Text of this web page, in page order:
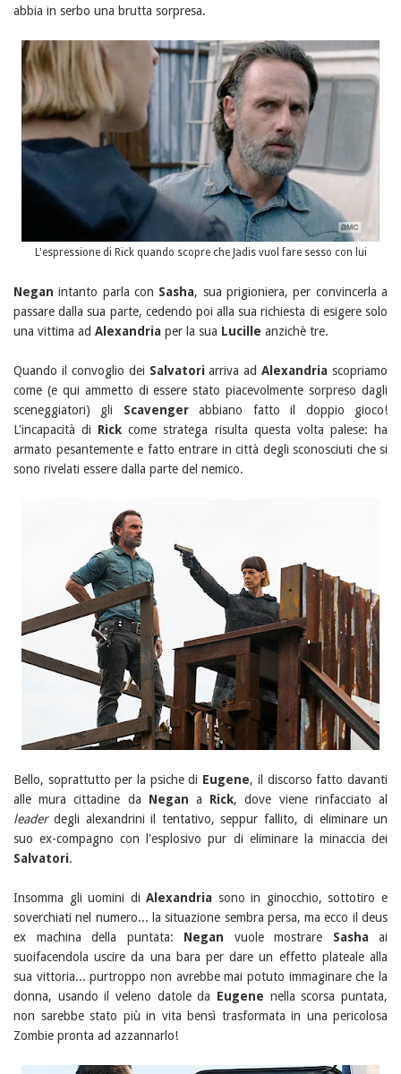
abbia in serbo una brutta sorpresa.
L'espressione di Rick quando scopre che Jadis vuol fare sesso con lui
Negan intanto parla con Sasha, sua prigioniera, per convincerla a
passare dalla sua parte, cedendo poi alla sua richiesta di esigere solo
una vittima ad Alexandria per la sua Lucille anzichè tre.
Quando il convoglio dei Salvatoriarriva adAlexandria scopriamo
come (e qui ammetto di essere stato piacevolmente sorpreso dagli
sceneggiatori) gli Scavengerabbiano fatto il doppio gioco!
L'incapacità di Rick come stratega risulta questa volta palese: ha
armato pesantemente e fatto entrare in città degli sconosciuti che si
sono rivelati essere dalla parte del nemico.
Bello, soprattutto per la psiche di Eugene, il discorso fatto davanti
alle mura cittadine da Negan a Rick, dove viene rinfacciato al
leaderdegli alexandrini il tentativo, seppur fallito, di eliminare un
suo ex-compagno con l'esplosivo pur di eliminare la minaccia dei
Salvatori.
Insomma gli uomini diAlexandria sono in ginocchio, sottotiro e
soverchiati nel numero... la situazione sembra persa, ma ecco il deus
ex machina della puntata: Negan vuole mostrare Sashaai
suoifacendola uscire da una bara per dare un effetto plateale alla
sua vittoria... purtroppo non avrebbe mai potuto immaginare che la
donna, usando il veleno datole da Eugene nella scorsa puntata,
non sarebbe stato più in vita bensì trasformata in una pericolosa
Zombie pronta ad azzannarlo!